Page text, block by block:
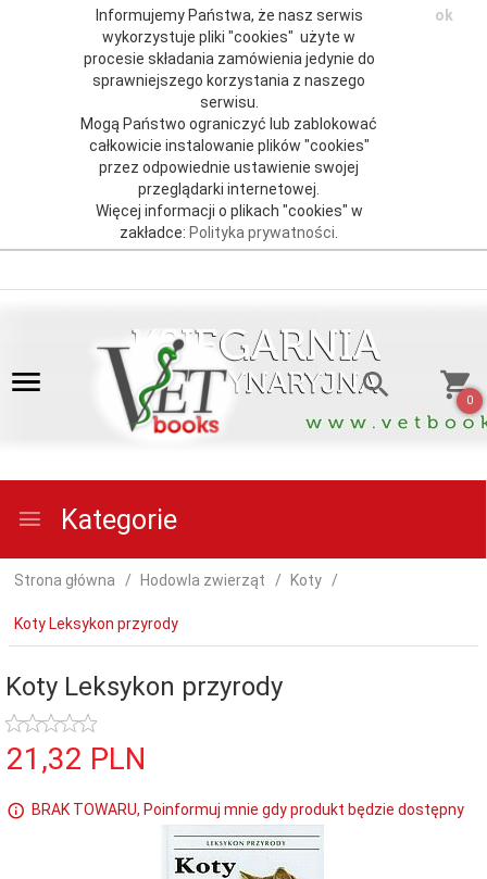
Informujemy Państwa, że nasz serwis
wykorzystuje pliki "cookies" użyte w
procesie składania zamówienia jedynie do
sprawniejszego korzystania z naszego
serwisu.
Mogą Państwo ograniczyć lub zablokować
całkowicie instalowanie plików "cookies"
przez odpowiednie ustawienie swojej
przeglądarki internetowej.
Więcej informacji o plikach "cookies" w
zakładce: Polityka prywatności.
ok
0
Kategorie
Strona główna Hodowla zwierząt Koty
Koty Leksykon przyrody
Koty Leksykon przyrody
21,32 PLN
BRAK TOWARU, Poinformuj mnie gdy produkt będzie dostępny